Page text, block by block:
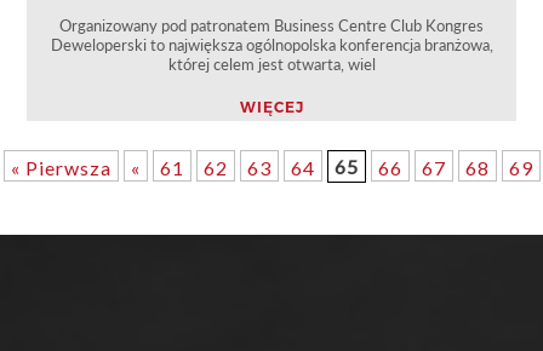
Organizowany pod patronatem Business Centre Club Kongres
Deweloperski to największa ogólnopolska konferencja branżowa,
której celem jest otwarta, wiel
WIĘCEJ
« Pierwsza « 61 62 63 64 65 66 67 68 69